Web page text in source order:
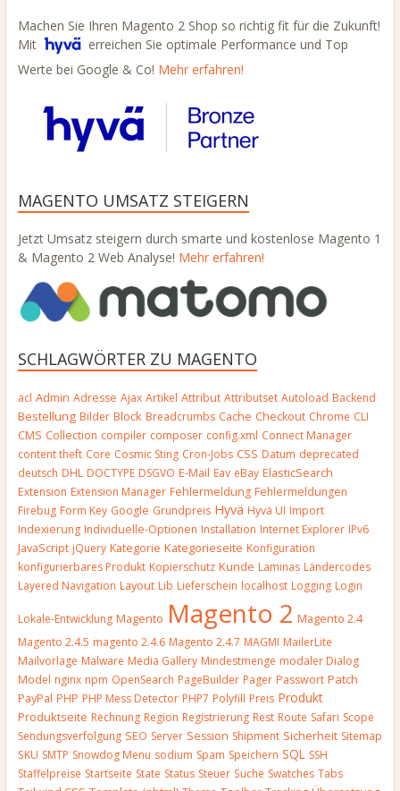
Machen Sie Ihren Magento 2 Shop so richtig fit für die Zukunft!
Mit
erreichen Sie optimale Performance und Top
Werte bei Google & Co! Mehr erfahren!
MAGENTO UMSATZ STEIGERN
Jetzt Umsatz steigern durch smarte und kostenlose Magento 1
& Magento 2 Web Analyse! Mehr erfahren!
SCHLAGWÖRTER ZU MAGENTO
acl Admin Adresse Ajax Artikel Attribut Attributset Autoload Backend
Bestellung Bilder Block Breadcrumbs Cache Checkout Chrome CLI
CMS Collection compiler composer config.xml Connect Manager
content theft Core Cosmic Sting Cron-Jobs CSS Datum deprecated
deutsch DHL DOCTYPE DSGVO E-Mail Eav eBay ElasticSearch
Extension Extension Manager Fehlermeldung Fehlermeldungen
Firebug Form Key Google Grundpreis Hyvä Hyvä UI Import
Indexierung Individuelle-Optionen Installation Internet Explorer IPv6
JavaScript jQuery Kategorie Kategorieseite Konfiguration
konfigurierbares Produkt Kopierschutz Kunde Laminas Ländercodes
Layered Navigation Layout Lib Lieferschein localhost Logging Login
Lokale-Entwicklung Magento Magento 2 Magento 2.4
Magento 2.4.5 magento 2.4.6 Magento 2.4.7 MAGMI MailerLite
Mailvorlage Malware Media Gallery Mindestmenge modaler Dialog
Model nginx npm OpenSearch PageBuilder Pager Passwort Patch
PayPal PHP PHP Mess Detector PHP7 Polyfill Preis Produkt
Produktseite Rechnung Region Registrierung Rest Route Safari Scope
Sendungsverfolgung SEO Server Session Shipment Sicherheit Sitemap
SKU SMTP Snowdog Menu sodium Spam Speichern SQL SSH
Staffelpreise Startseite State Status Steuer Suche Swatches Tabs